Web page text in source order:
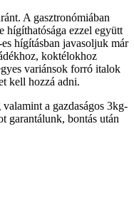
A gasztronómiában
hígíthatósága ezzel együtt
hígításban javasoljuk már
koktélokhoz
variánsok forró italok
kell hozzá adni.
a gazdaságos 3kg-
garantálunk, bontás után